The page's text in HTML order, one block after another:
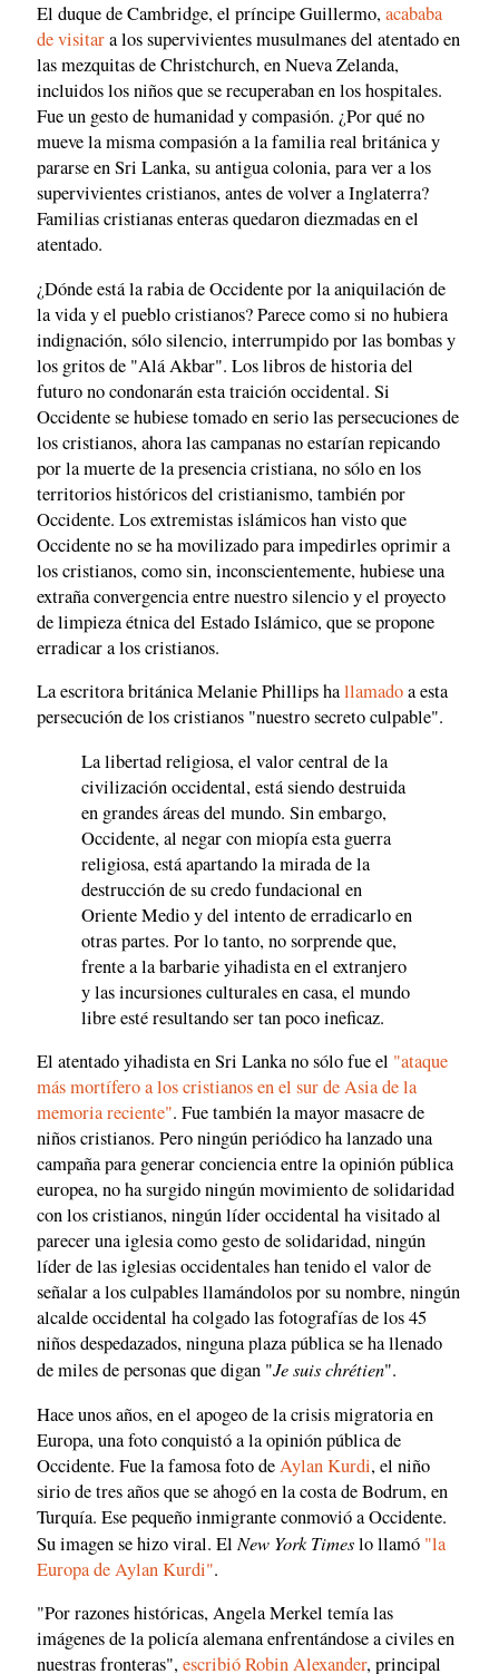
El duque de Cambridge, el príncipe Guillermo,acababa
de visitara los supervivientes musulmanes del atentado en
las mezquitas de Christchurch, en Nueva Zelanda,
incluidos los niños que se recuperaban en los hospitales.
Fue un gesto de humanidad y compasión. ¿Por qué no
mueve la misma compasión a la familia real británica y
pararse en Sri Lanka, su antigua colonia, para ver a los
supervivientes cristianos, antes de volver a Inglaterra?
Familias cristianas enteras quedaron diezmadas en el
atentado.
¿Dónde está la rabia de Occidente por la aniquilación de
la vida y el pueblo cristianos? Parece como si no hubiera
indignación, sólo silencio, interrumpido por las bombas y
los gritos de "Alá Akbar". Los libros de historia del
futuro no condonarán esta traición occidental. Si
Occidente se hubiese tomado en serio las persecuciones de
los cristianos, ahora las campanas no estarían repicando
por la muerte de la presencia cristiana, no sólo en los
territorios históricos del cristianismo, también por
Occidente. Los extremistas islámicos han visto que
Occidente no se ha movilizado para impedirles oprimir a
los cristianos, como sin, inconscientemente, hubiese una
extraña convergencia entre nuestro silencio y el proyecto
de limpieza étnica del Estado Islámico, que se propone
erradicar a los cristianos.
La escritora británica Melanie Phillips hallamadoa esta
persecución de los cristianos "nuestro secreto culpable".
La libertad religiosa, el valor central de la
civilización occidental, está siendo destruida
en grandes áreas del mundo. Sin embargo,
Occidente, al negar con miopía esta guerra
religiosa, está apartando la mirada de la
destrucción de su credo fundacional en
Oriente Medio y del intento de erradicarlo en
otras partes. Por lo tanto, no sorprende que,
frente a la barbarie yihadista en el extranjero
y las incursiones culturales en casa, el mundo
libre esté resultando ser tan poco ineficaz.
El atentado yihadista en Sri Lanka no sólo fue el "ataque
más mortífero a los cristianos en el sur de Asia de la
memoria reciente". Fue también la mayor masacre de
niños cristianos. Pero ningún periódico ha lanzado una
campaña para generar conciencia entre la opinión pública
europea, no ha surgido ningún movimiento de solidaridad
con los cristianos, ningún líder occidental ha visitado al
parecer una iglesia como gesto de solidaridad, ningún
líder de las iglesias occidentales han tenido el valor de
señalar a los culpables llamándolos por su nombre, ningún
alcalde occidental ha colgado las fotografías de los 45
niños despedazados, ninguna plaza pública se ha llenado
de miles de personas que digan "Je suis chrétien".
Hace unos años, en el apogeo de la crisis migratoria en
Europa, una foto conquistó a la opinión pública de
Occidente. Fue la famosa foto deAylan Kurdi, el niño
sirio de tres años que se ahogó en la costa de Bodrum, en
Turquía. Ese pequeño inmigrante conmovió a Occidente.
Su imagen se hizo viral. ElNew York Timeslo llamó "la
Europa de Aylan Kurdi".
"Por razones históricas, Angela Merkel temía las
imágenes de la policía alemana enfrentándose a civiles en
nuestras fronteras",escribióRobin Alexander, principal